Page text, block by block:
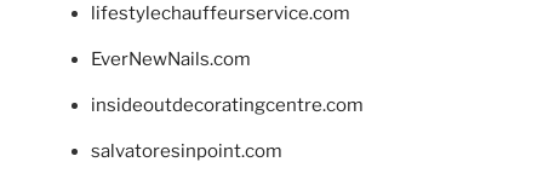
lifestylechauffeurservice.com
EverNewNails.com
insideoutdecoratingcentre.com
salvatoresinpoint.com